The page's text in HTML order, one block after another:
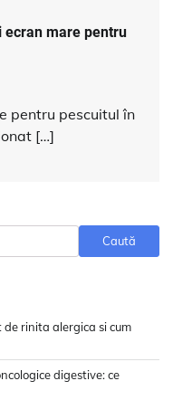
ecran mare pentru
pentru pescuitul în
[…]
Caută
rinita alergica si cum
digestive: ce